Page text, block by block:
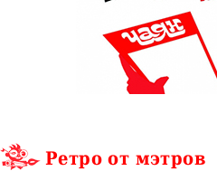
Ретро от мэтров